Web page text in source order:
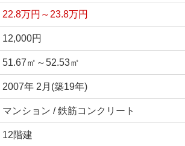
22.8万円～23.8万円
12,000円
51.67㎡～52.53㎡
2007年 2月(築19年)
マンション / 鉄筋コンクリート
12階建